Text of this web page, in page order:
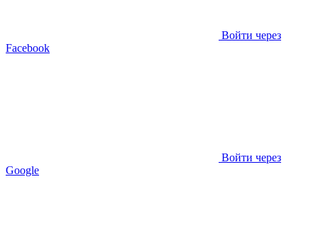
Войти через
Facebook
Войти через
Google